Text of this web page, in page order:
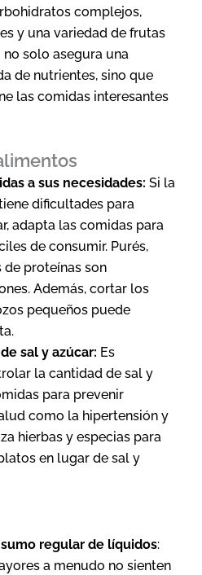
complejos,
y una variedad de frutas
no solo asegura una
de nutrientes, sino que
las comidas interesantes
a sus necesidades:Si la
dificultades para
adapta las comidas para
de consumir. Purés,
de proteínas son
Además, cortar los
pequeños puede
sal y azúcar: Es
la cantidad de sal y
para prevenir
como la hipertensión y
hierbas y especias para
en lugar de sal y
regular de líquidos:
a menudo no sienten